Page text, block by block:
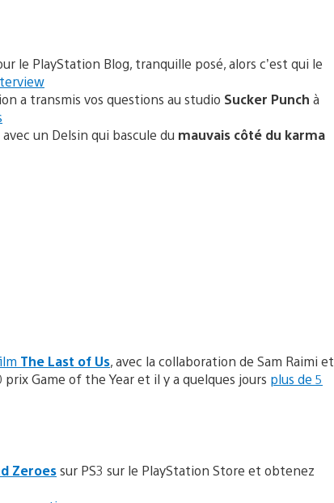
le PlayStation Blog, tranquille posé, alors c’est qui le
a transmis vos questions au studio Sucker Punch à
un Delsin qui bascule du mauvais côté du karma
The Last of Us, avec la collaboration de Sam Raimi et
Game of the Year et il y a quelques jours plus de 5
Zeroessur PS3 sur le PlayStation Store et obtenez